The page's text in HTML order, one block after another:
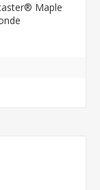
Maple